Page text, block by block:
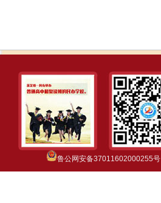
鲁公网安备37011602000255号